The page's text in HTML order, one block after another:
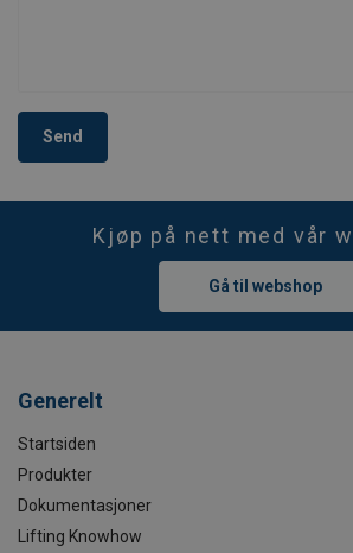
Send
Kjøp på nett med vår
Gå til webshop
Generelt
Startsiden
Produkter
Dokumentasjoner
Lifting Knowhow